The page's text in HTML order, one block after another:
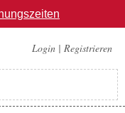
Login | Registrieren